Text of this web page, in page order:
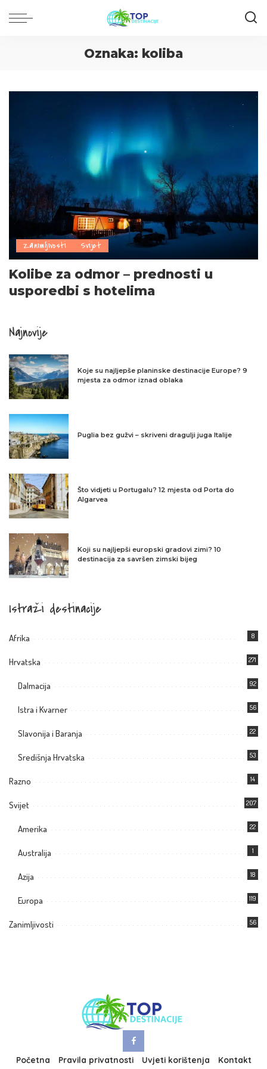
Oznaka: koliba
Zanimljivosti Svijet
Kolibe za odmor – prednosti u
usporedbi s hotelima
Najnovije
Koje su najljepše planinske destinacije Europe? 9
mjesta za odmor iznad oblaka
Puglia bez gužvi – skriveni dragulji juga Italije
Što vidjeti u Portugalu? 12 mjesta od Porta do
Algarvea
Koji su najljepši europski gradovi zimi? 10
destinacija za savršen zimski bijeg
Istraži destinacije
Afrika 8
Hrvatska 271
Dalmacija 92
Istra i Kvarner 56
Slavonija i Baranja 22
Središnja Hrvatska 53
Razno 14
Svijet 207
Amerika 22
Australija 1
Azija 18
Europa 119
Zanimljivosti 56
Početna Pravila privatnosti Uvjeti korištenja Kontakt